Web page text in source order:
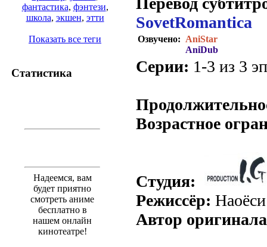
фантастика, фэнтези,
школа, экшен, этти
Показать все теги
Статистика
Надеемся, вам
будет приятно
смотреть аниме
бесплатно в
нашем онлайн
кинотеатре!
SovetRomantica
Озвучено: AniStar
AniDub
Серии: 1-3 из 3
Возрастное
Студия:
Режиссёр:
Автор